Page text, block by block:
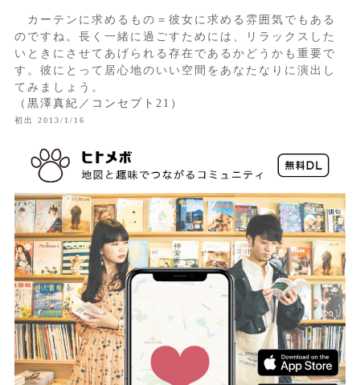
カーテンに求めるもの＝彼女に求める雰囲気でもある
のですね。長く一緒に過ごすためには、リラックスした
いときにさせてあげられる存在であるかどうかも重要で
す。彼にとって居心地のいい空間をあなたなりに演出し
てみましょう。
（黒澤真紀／コンセプト21）
初出 2013/1/16